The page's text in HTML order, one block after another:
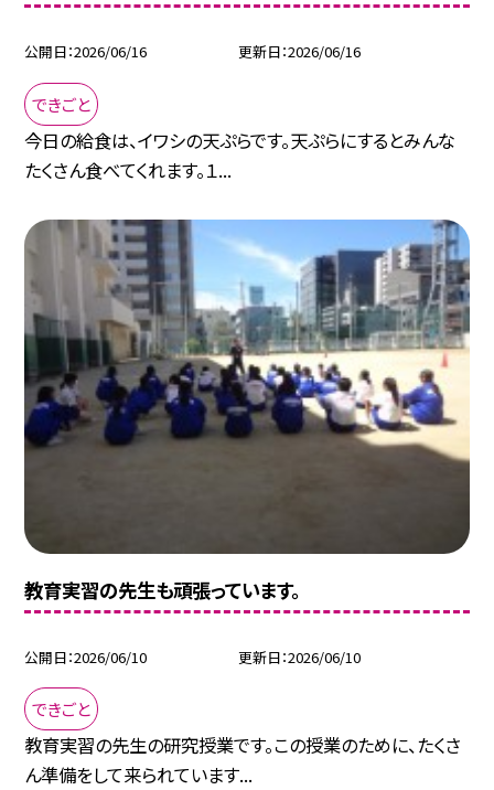
公開日 2026/06/16 更新日 2026/06/16
できごと
今日の給食は、イワシの天ぷらです。天ぷらにするとみんな
たくさん食べてくれます。１...
教育実習の先生も頑張っています。
公開日 2026/06/10 更新日 2026/06/10
できごと
教育実習の先生の研究授業です。この授業のために、たくさ
ん準備をして来られています...